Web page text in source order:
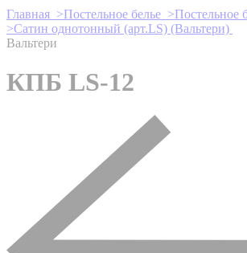
Главная >Постельное белье >Постельное
>Сатин однотонный (арт.LS) (Вальтери)
Вальтери
КПБ LS-12